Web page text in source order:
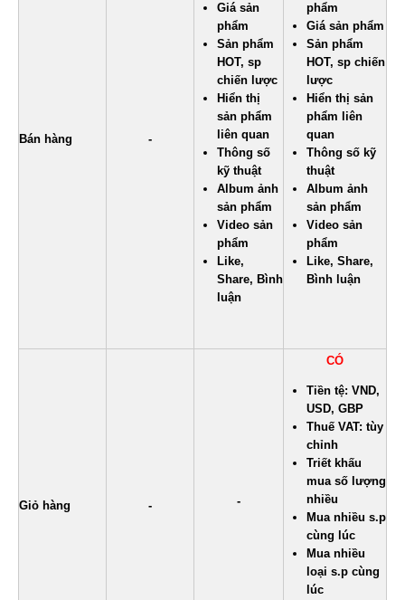
Bán hàng -
Giá sản
phẩm
Sản phẩm
HOT, sp
chiến lược
Hiển thị
sản phẩm
liên quan
Thông số
kỹ thuật
Album ảnh
sản phẩm
Video sản
phẩm
Like,
Share, Bình
luận
phẩm
Giá sản phẩm
Sản phẩm
HOT, sp chiến
lược
Hiển thị sản
phẩm liên
quan
Thông số kỹ
thuật
Album ảnh
sản phẩm
Video sản
phẩm
Like, Share,
Bình luận
Giỏ hàng - -
CÓ
Tiền tệ: VND,
USD, GBP
Thuế VAT: tùy
chỉnh
Triết khấu
mua số lượng
nhiều
Mua nhiều s.p
cùng lúc
Mua nhiều
loại s.p cùng
lúc